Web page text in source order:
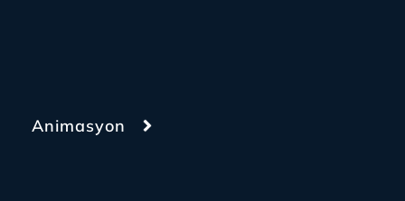
Animasyon